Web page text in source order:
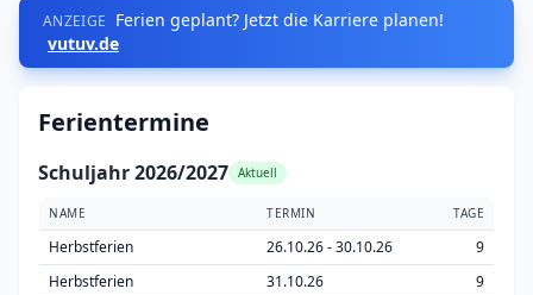
ANZEIGE Ferien geplant? Jetzt die Karriere planen!
vutuv.de
Ferientermine
Schuljahr 2026/2027 Aktuell
NAME TERMIN TAGE
Herbstferien 26.10.26 - 30.10.26
9
Herbstferien
31.10.26
9